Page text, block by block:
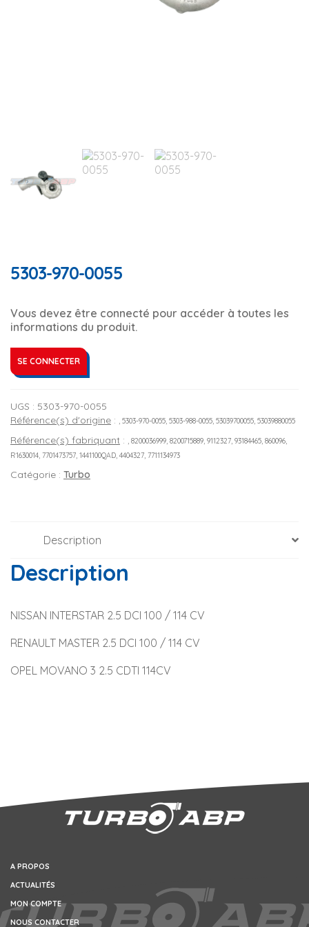
5303-970-0055
Vous devez être connecté pour accéder à toutes les
informations du produit.
SE CONNECTER
UGS : 5303-970-0055
Référence(s) d'origine : , 5303-970-0055, 5303-988-0055, 53039700055, 53039880055
Référence(s) fabriquant : , 8200036999, 8200715889, 9112327, 93184465, 860096,
R1630014, 7701473757, 1441100QAD, 4404327, 7711134973
Catégorie : Turbo
Description
Description
NISSAN INTERSTAR 2.5 DCI 100 / 114 CV
RENAULT MASTER 2.5 DCI 100 / 114 CV
OPEL MOVANO 3 2.5 CDTI 114CV
A PROPOS
ACTUALITÉS
MON COMPTE
NOUS CONTACTER